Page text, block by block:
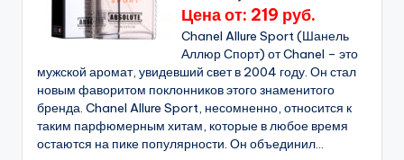
Цена от: 219 руб.
Chanel Allure Sport (Шанель
Аллюр Спорт) от Chanel – это
мужской аромат, увидевший свет в 2004 году. Он стал
новым фаворитом поклонников этого знаменитого
бренда. Chanel Allure Sport, несомненно, относится к
таким парфюмерным хитам, которые в любое время
остаются на пике популярности. Он объединил...